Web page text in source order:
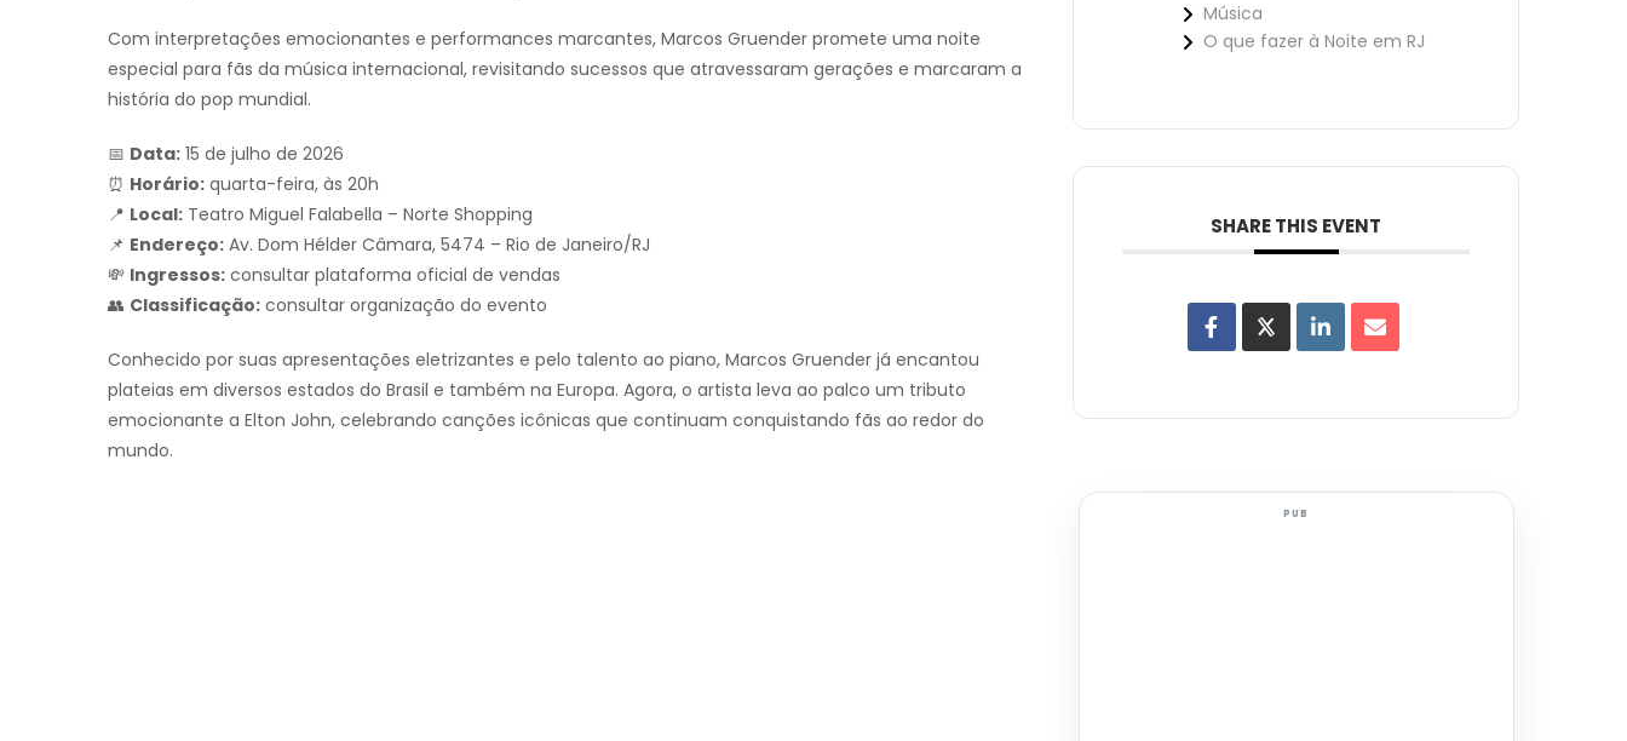
Com interpretações emocionantes e performances marcantes, Marcos Gruender promete uma noite
especial para fãs da música internacional, revisitando sucessos que atravessaram gerações e marcaram a
história do pop mundial.
📅 Data: 15 de julho de 2026
⏰ Horário: quarta-feira, às 20h
📍 Local: Teatro Miguel Falabella – Norte Shopping
📌 Endereço: Av. Dom Hélder Câmara, 5474 – Rio de Janeiro/RJ
💸 Ingressos: consultar plataforma oficial de vendas
👥 Classificação: consultar organização do evento
Conhecido por suas apresentações eletrizantes e pelo talento ao piano, Marcos Gruender já encantou
plateias em diversos estados do Brasil e também na Europa. Agora, o artista leva ao palco um tributo
emocionante a Elton John, celebrando canções icônicas que continuam conquistando fãs ao redor do
mundo.
Música
O que fazer à Noite em RJ
SHARE THIS EVENT
PUB